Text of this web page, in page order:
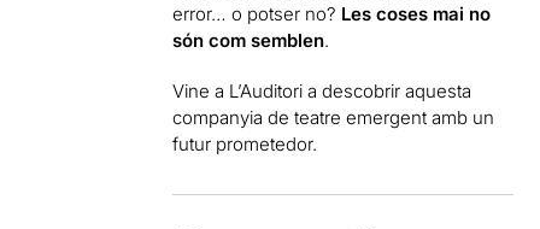
error… o potser no? Les coses mai no
són com semblen.
Vine a L’Auditori a descobrir aquesta
companyia de teatre emergent amb un
futur prometedor.